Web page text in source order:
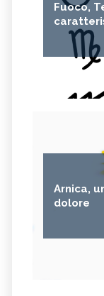
Fuoco,
Arnica,
dolore